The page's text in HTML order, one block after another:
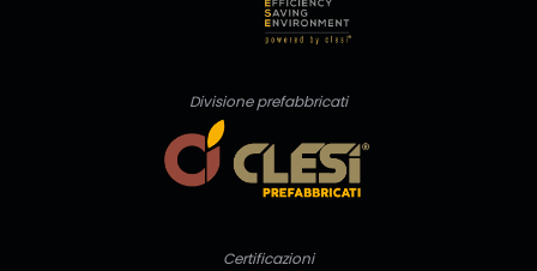
Divisione prefabbricati
Certificazioni